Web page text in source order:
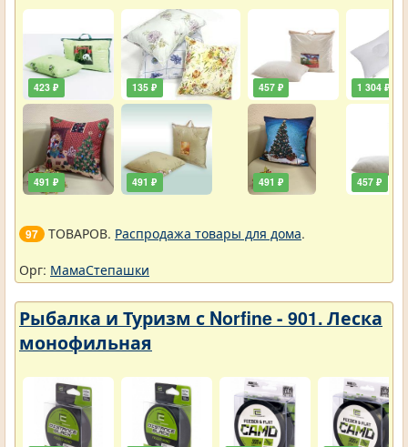
423 ₽
491 ₽
135 ₽
491 ₽
457 ₽
491 ₽
1 304 ₽
457 ₽
97 ТОВАРОВ. Распродажа товары для дома.
Орг: МамаСтепашки
Рыбалка и Туризм с Norfine - 901. Леска
монофильная